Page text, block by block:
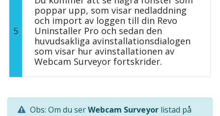
5
poppar upp, som visar nedladdning
och import av loggen till din Revo
Uninstaller Pro och sedan den
huvudsakliga avinstallationsdialogen
som visar hur avinstallationen av
Webcam Surveyor fortskrider.
Obs: Om du serWebcam Surveyor listad på